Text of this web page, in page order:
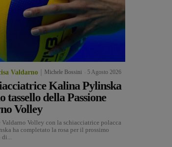
Valdarno Michele Bossini 5 Agosto 2026
Kalina Pylinska
tassello della Passione
Volley
Valdarno Volley con la schiacciatrice polacca
ha completato la rosa per il prossimo
di...